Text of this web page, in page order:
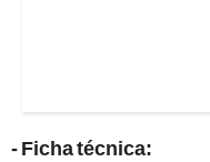
- Ficha técnica: